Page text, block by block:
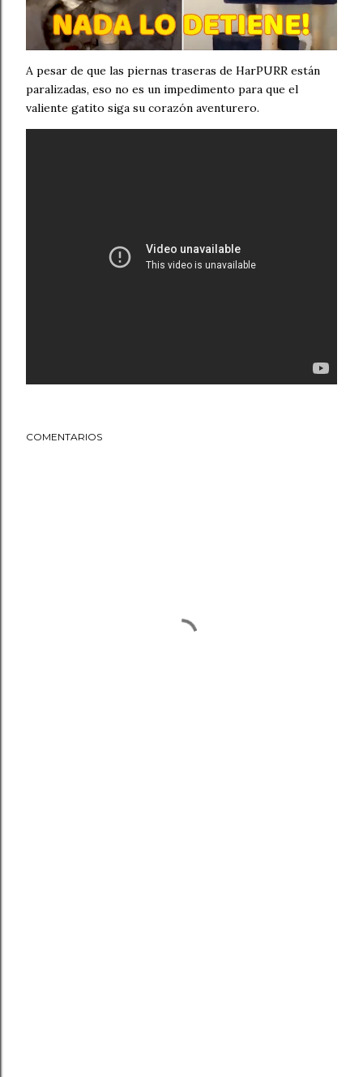
A pesar de que las piernas traseras de HarPURR están
paralizadas, eso no es un impedimento para que el
valiente gatito siga su corazón aventurero.
COMENTARIOS